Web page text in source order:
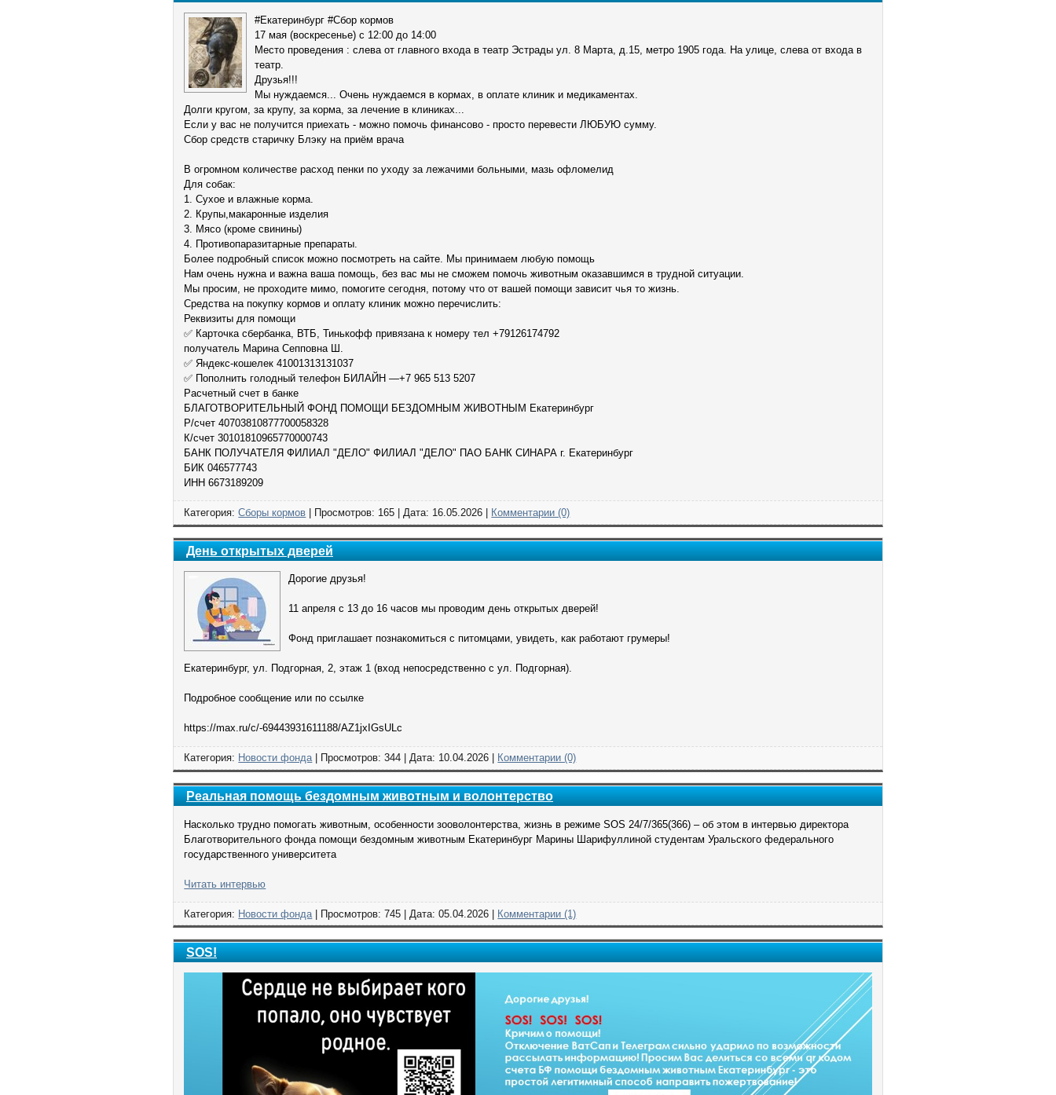
#Екатеринбург #Сбор кормов
17 мая (воскресенье) с 12:00 до 14:00
Место проведения : слева от главного входа в театр Эстрады ул. 8 Марта, д.15, метро 1905 года. На улице, слева от входа в
театр.
Друзья!!!
Мы нуждаемся... Очень нуждаемся в кормах, в оплате клиник и медикаментах.
Долги кругом, за крупу, за корма, за лечение в клиниках...
Если у вас не получится приехать - можно помочь финансово - просто перевести ЛЮБУЮ сумму.
Сбор средств старичку Блэку на приём врача
В огромном количестве расход пенки по уходу за лежачими больными, мазь офломелид
Для собак:
1. Сухое и влажные корма.
2. Крупы,макаронные изделия
3. Мясо (кроме свинины)
4. Противопаразитарные препараты.
Более подробный список можно посмотреть на сайте. Мы принимаем любую помощь
Нам очень нужна и важна ваша помощь, без вас мы не сможем помочь животным оказавшимся в трудной ситуации.
Мы просим, не проходите мимо, помогите сегодня, потому что от вашей помощи зависит чья то жизнь.
Средства на покупку кормов и оплату клиник можно перечислить:
Реквизиты для помощи
✅ Карточка сбербанка, ВТБ, Тинькофф привязана к номеру тел +79126174792
получатель Марина Сепповна Ш.
✅ Яндекс-кошелек 41001313131037
✅ Пополнить голодный телефон БИЛАЙН —+7 965 513 5207
Расчетный счет в банке
БЛАГОТВОРИТЕЛЬНЫЙ ФОНД ПОМОЩИ БЕЗДОМНЫМ ЖИВОТНЫМ Екатеринбург
Р/счет 40703810877700058328
К/счет 30101810965770000743
БАНК ПОЛУЧАТЕЛЯ ФИЛИАЛ "ДЕЛО" ФИЛИАЛ "ДЕЛО" ПАО БАНК СИНАРА г. Екатеринбург
БИК 046577743
ИНН 6673189209
Категория:Сборы кормов | Просмотров: 165 | Дата: 16.05.2026 Комментарии (0)
День открытых дверей
Дорогие друзья!
11 апреля с 13 до 16 часов мы проводим день открытых дверей!
Фонд приглашает познакомиться с питомцами, увидеть, как работают грумеры!
Екатеринбург, ул. Подгорная, 2, этаж 1 (вход непосредственно с ул. Подгорная).
Подробное сообщение или по ссылке
https://max.ru/c/-69443931611188/AZ1jxIGsULc
Категория: Новости фонда| Просмотров: 344 | Дата: 10.04.2026 Комментарии (0)
Реальная помощь бездомным животным и волонтерство
Насколько трудно помогать животным, особенности зооволонтерства, жизнь в режиме SOS 24/7/365(366) – об этом в интервью директора
Благотворительного фонда помощи бездомным животным Екатеринбург Марины Шарифуллиной студентам Уральского федерального
государственного университета
Читать интервью
Категория: Новости фонда | Просмотров: 745 | Дата:05.04.2026 | Комментарии (1)
SOS!